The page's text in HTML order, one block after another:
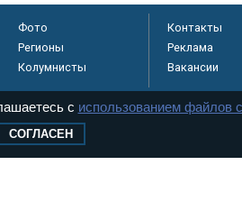
Фото
Регионы
Колумнисты
Контакты
Реклама
Вакансии
с использованием файлов
СОГЛАСЕН